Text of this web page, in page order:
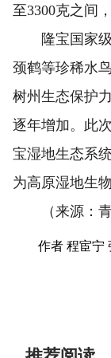
至3300克之间
隆宝国家级
颈鹤等珍稀水
树州生态保护
逐年增加。此
宝湿地生态系
为高原湿地生
（来源：青
作者 程宦宁